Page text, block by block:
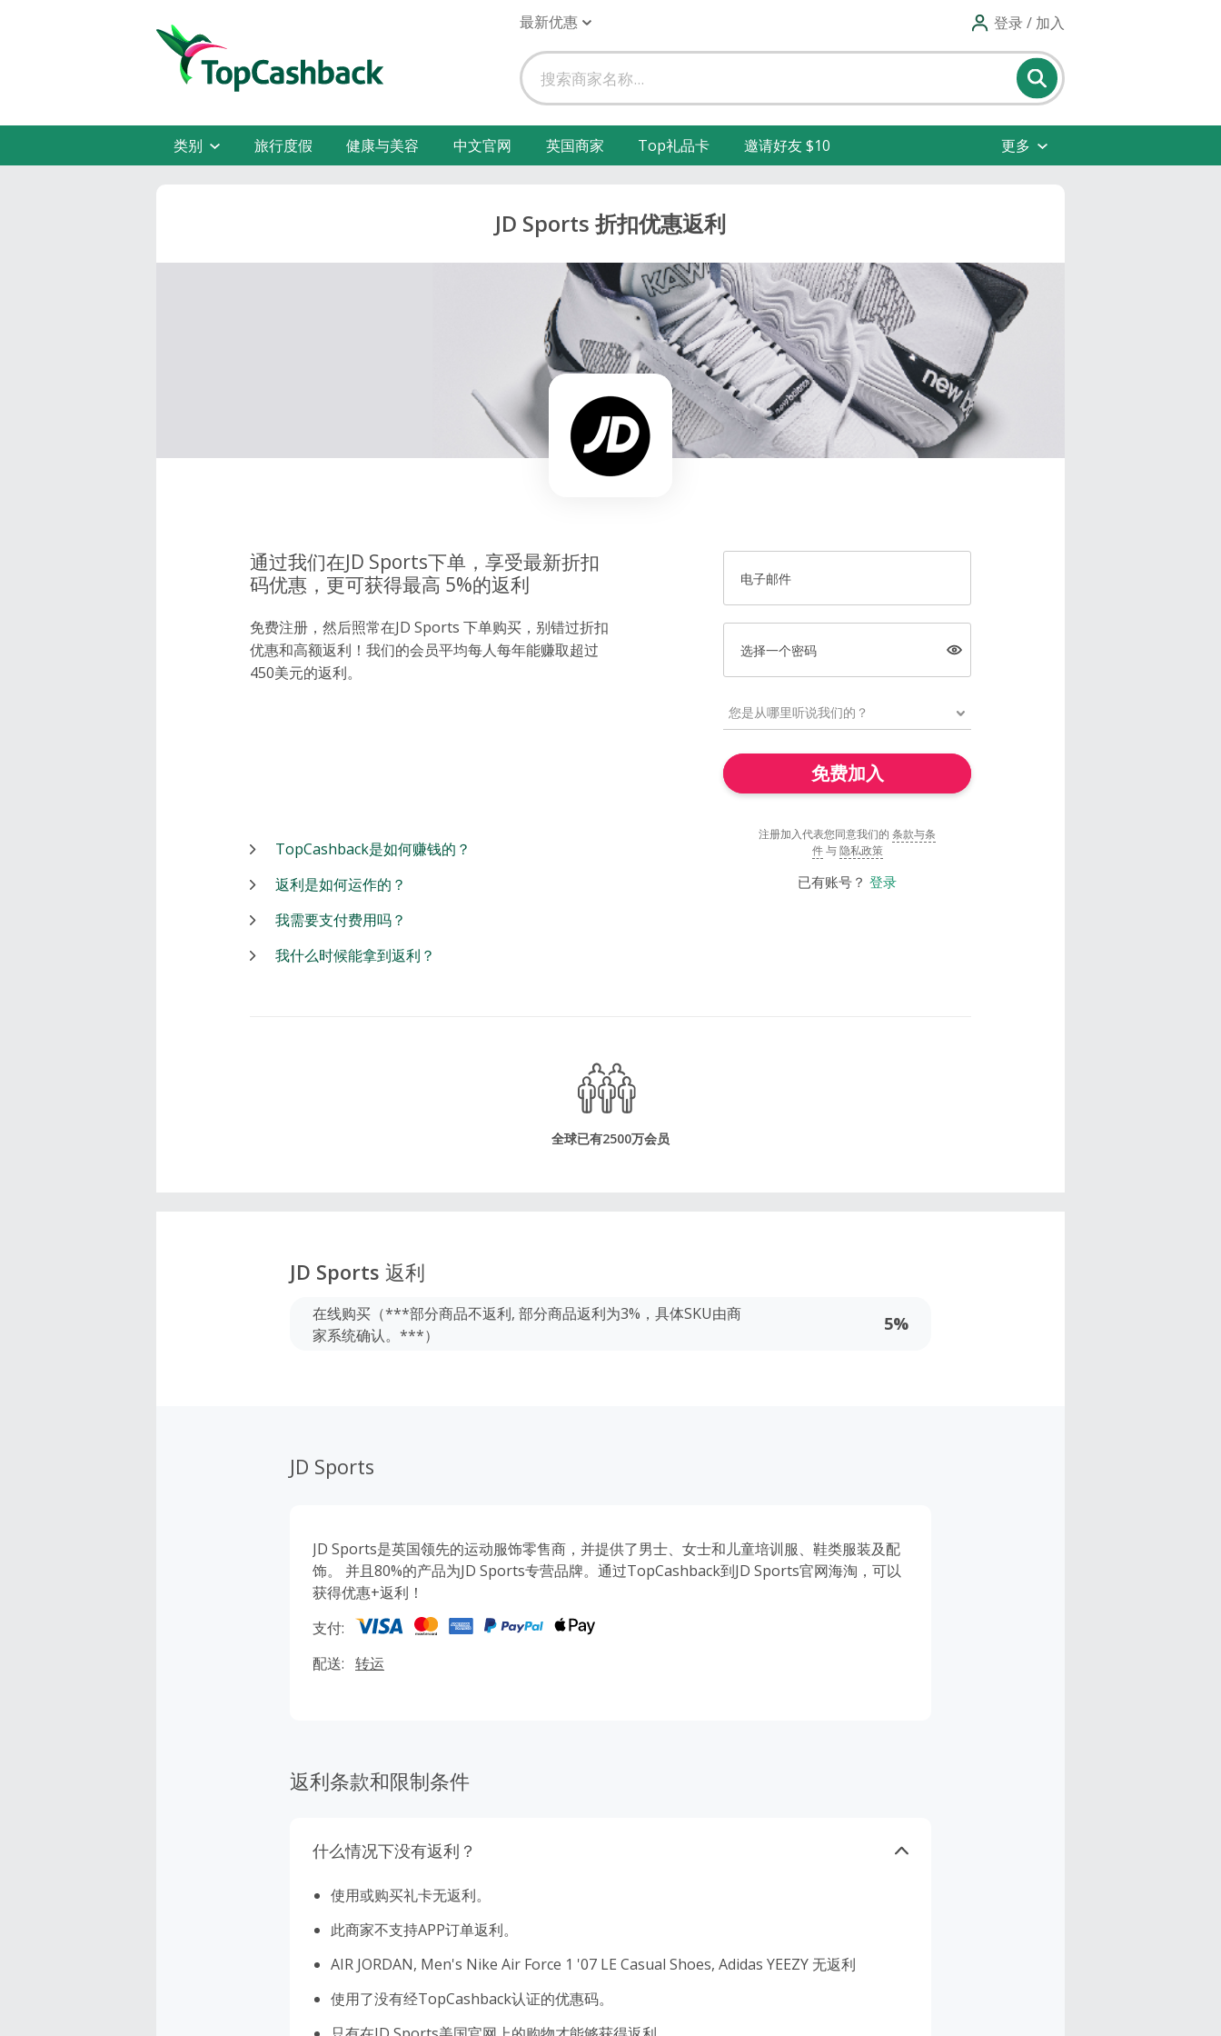
最新优惠 登录 / 加入
类别 旅行度假 健康与美容 中文官网 英国商家 Top礼品卡 邀请好友 $10 更多
JD Sports 折扣优惠返利
通过我们在JD Sports下单，享受最新折扣
码优惠，更可获得最高 5%的返利
免费注册，然后照常在JD Sports 下单购买，别错过折扣
优惠和高额返利！我们的会员平均每人每年能赚取超过
450美元的返利。
电子邮件
选择一个密码
免费加入
注册加入代表您同意我们的 条款与条
件 与 隐私政策
已有账号？ 登录
TopCashback是如何赚钱的？
返利是如何运作的？
我需要支付费用吗？
我什么时候能拿到返利？
全球已有2500万会员
JD Sports 返利
在线购买（***部分商品不返利, 部分商品返利为3%，具体SKU由商
家系统确认。***）
5%
JD Sports
JD Sports是英国领先的运动服饰零售商，并提供了男士、女士和儿童培训服、鞋类服装及配
饰。 并且80%的产品为JD Sports专营品牌。通过TopCashback到JD Sports官网海淘，可以
获得优惠+返利！
支付:
配送: 转运
返利条款和限制条件
什么情况下没有返利？
使用或购买礼卡无返利。
此商家不支持APP订单返利。
AIR JORDAN, Men's Nike Air Force 1 '07 LE Casual Shoes, Adidas YEEZY 无返利
使用了没有经TopCashback认证的优惠码。